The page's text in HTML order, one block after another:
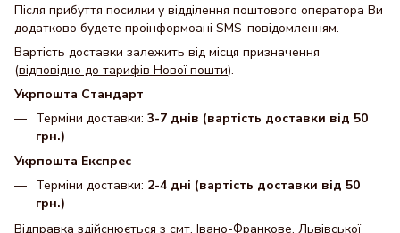
Після прибуття посилки у відділення поштового оператора Ви
додатково будете проінформоані SMS-повідомленням.
Вартість доставки залежить від місця призначення
(відповідно до тарифів Нової пошти).
Укрпошта Стандарт
Терміни доставки: 3-7 днів (вартість доставки від 50
грн.)
Укрпошта Експрес
Терміни доставки: 2-4 дні (вартість доставки від 50
грн.)
Відправка здійснюється з смт. Івано-Франкове, Львівської